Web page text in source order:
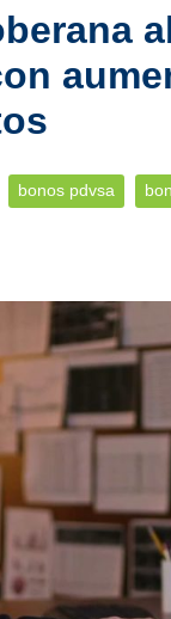
bonos pdvsa